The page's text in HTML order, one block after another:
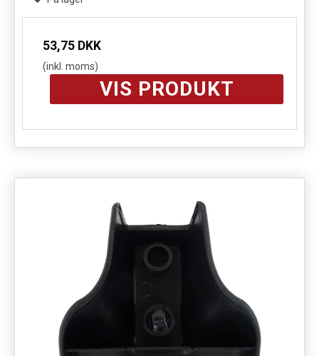
53,75 DKK
(inkl. moms)
VIS PRODUKT